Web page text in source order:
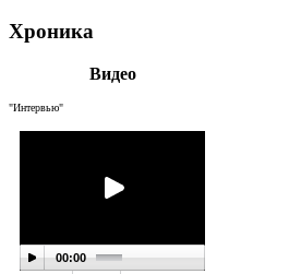
Хроника
Видео
"Интервью"
00:00